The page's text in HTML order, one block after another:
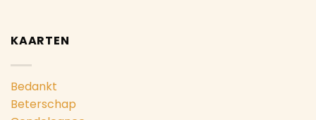
KAARTEN
Bedankt
Beterschap